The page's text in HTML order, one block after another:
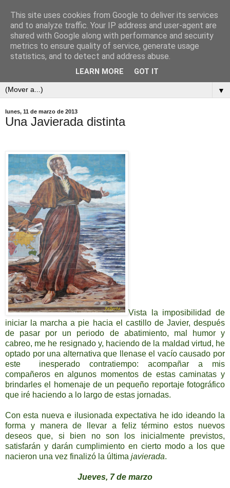
▼
lunes, 11 de marzo de 2013
Una Javierada distinta
Vista la imposibilidad de
iniciar la marcha a pie hacia el castillo de Javier, después
de pasar por un periodo de abatimiento, mal humor y
cabreo, me he resignado y, haciendo de la maldad virtud, he
optado por una alternativa que llenase el vacío causado por
este inesperado contratiempo: acompañar a mis
compañeros en algunos momentos de estas caminatas y
brindarles el homenaje de un pequeño reportaje fotográfico
que iré haciendo a lo largo de estas jornadas.
Con esta nueva e ilusionada expectativa he ido ideando la
forma y manera de llevar a feliz término estos nuevos
deseos que, si bien no son los inicialmente previstos,
satisfarán y darán cumplimiento en cierto modo a los que
nacieron una vez finalizó la última javierada.
Jueves, 7 de marzo
This site uses cookies from Google to deliver its services
and to analyze traffic. Your IP address and user-agent are
shared with Google along with performance and security
metrics to ensure quality of service, generate usage
statistics, and to detect and address abuse.
LEARN MORE GOT IT